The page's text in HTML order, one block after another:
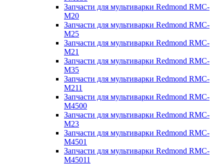
Запчасти для мультиварки Redmond RMC-
M20
Запчасти для мультиварки Redmond RMC-
M25
Запчасти для мультиварки Redmond RMC-
M21
Запчасти для мультиварки Redmond RMC-
M35
Запчасти для мультиварки Redmond RMC-
M211
Запчасти для мультиварки Redmond RMC-
M4500
Запчасти для мультиварки Redmond RMC-
M23
Запчасти для мультиварки Redmond RMC-
M4501
Запчасти для мультиварки Redmond RMC-
M45011